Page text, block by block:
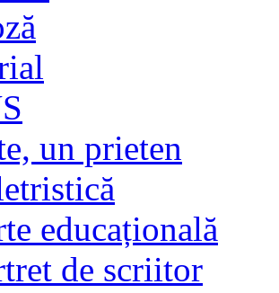
un prieten
educațională
de scriitor